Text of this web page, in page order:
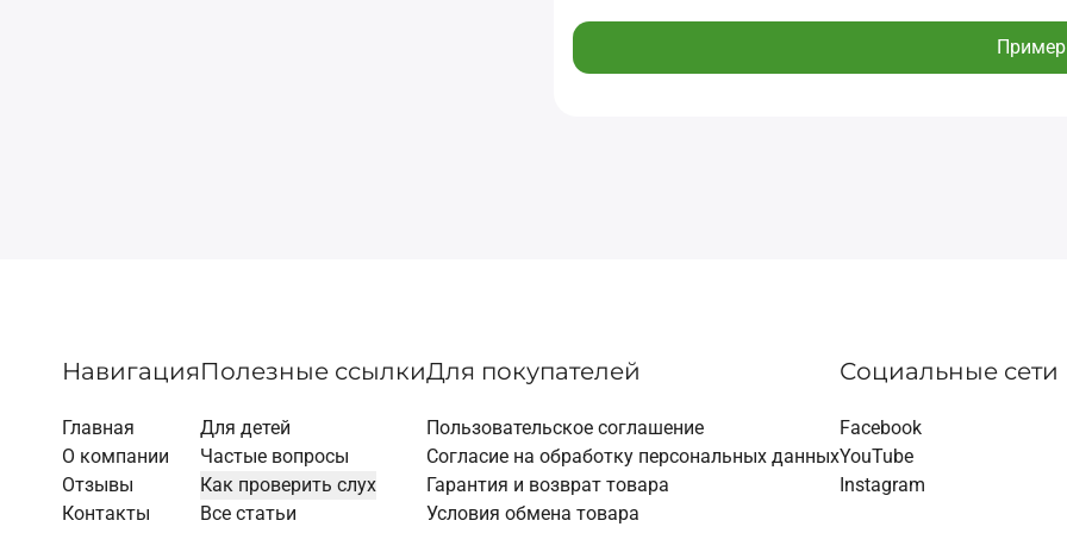
Навигация
Главная
О компании
Отзывы
Контакты
Полезные ссылки
Для детей
Частые вопросы
Как проверить слух
Все статьи
Для покупателей
Пользовательское соглашение
Согласие на обработку персональных данных
Гарантия и возврат товара
Условия обмена товара
Социальные сети
Facebook
YouTube
Instagram